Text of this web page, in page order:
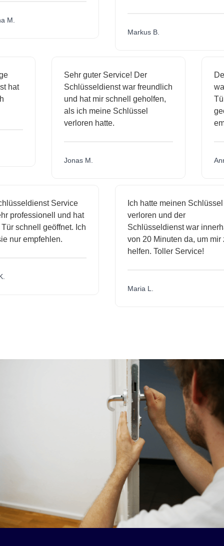
M.
Markus B.
hat
Sehr guter Service! Der
Schlüsseldienst war freundlich
und hat mir schnell geholfen,
als ich meine Schlüssel
verloren hatte.
Jonas M.
Service
professionell und hat
schnell geöffnet. Ich
nur empfehlen.
Ich hatte meinen Schlüssel
verloren und der
Schlüsseldienst war
von 20 Minuten da, um mir
helfen. Toller Service!
Maria L.